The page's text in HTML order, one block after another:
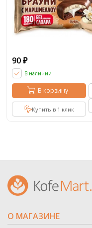
90 ₽
В наличии
В корзину
Купить в 1 клик
О МАГАЗИНЕ